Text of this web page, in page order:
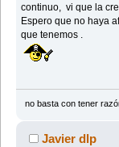
continuo, vi que la
Espero que no haya
que tenemos .
no basta con tener
Javier dlp